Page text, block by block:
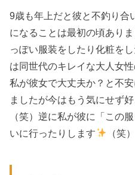
9歳も年上だと彼と不釣り合
になることは最初の頃あり
っぽい服装をしたり化粧を
は同世代のキレイな大人女
私が彼女で大丈夫か？と不
ましたが今はもう気にせず
（笑）逆に私が彼に「この
いに行ったりします
（笑）